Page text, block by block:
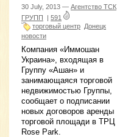
30 July, 2013 — Агентство ТСК
ГРУПП
591
торговый центр Донецк
новости
Компания «Иммошан
Украина», входящая в
Группу «Ашан» и
занимающаяся торговой
недвижимостью Группы,
сообщает о подписании
новых договоров аренды
торговой площади в ТРЦ
Rose Park.